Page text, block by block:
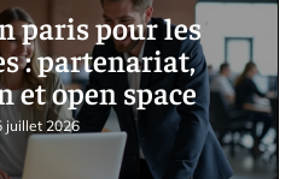
paris pour les
: partenariat,
et open space
juillet 2026